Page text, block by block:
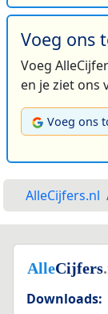
Voeg ons
Voeg
en je ziet ons
Voeg ons
AlleCijfers.nl
Downloads: